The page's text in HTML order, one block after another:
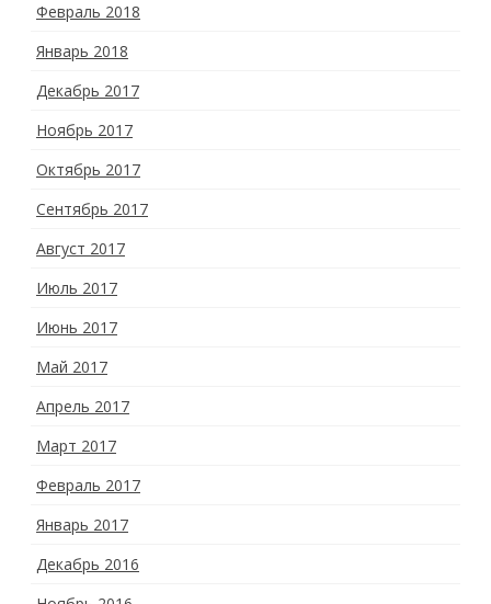
Февраль 2018
Январь 2018
Декабрь 2017
Ноябрь 2017
Октябрь 2017
Сентябрь 2017
Август 2017
Июль 2017
Июнь 2017
Май 2017
Апрель 2017
Март 2017
Февраль 2017
Январь 2017
Декабрь 2016